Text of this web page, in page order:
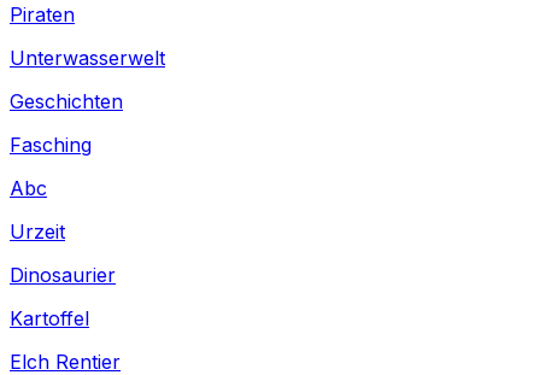
Piraten
Unterwasserwelt
Geschichten
Fasching
Abc
Urzeit
Dinosaurier
Kartoffel
Elch Rentier